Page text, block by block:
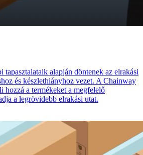
tapasztalataik alapján döntenek az elrakási
és készlethiányhoz vezet. A Chainway
hozzá a termékeket a megfelelő
a legrövidebb elrakási utat.